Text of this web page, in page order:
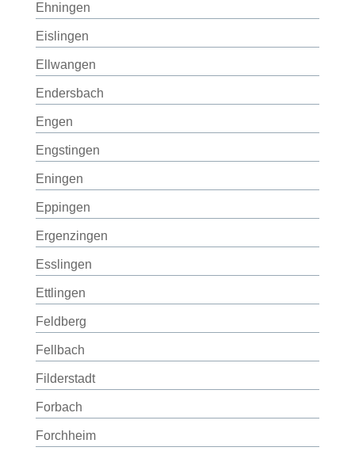
Ehningen
Eislingen
Ellwangen
Endersbach
Engen
Engstingen
Eningen
Eppingen
Ergenzingen
Esslingen
Ettlingen
Feldberg
Fellbach
Filderstadt
Forbach
Forchheim